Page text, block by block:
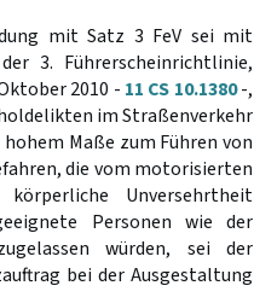
mit Satz 3 FeV sei mit
3. Führerscheinrichtlinie,
2010 - 11 CS 10.1380-,
im Straßenverkehr
Maße zum Führen von
die vom motorisierten
Unversehrtheit
Personen wie der
würden, sei der
bei der Ausgestaltung